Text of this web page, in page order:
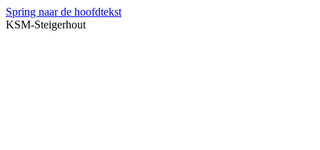
Spring naar de hoofdtekst
KSM-Steigerhout